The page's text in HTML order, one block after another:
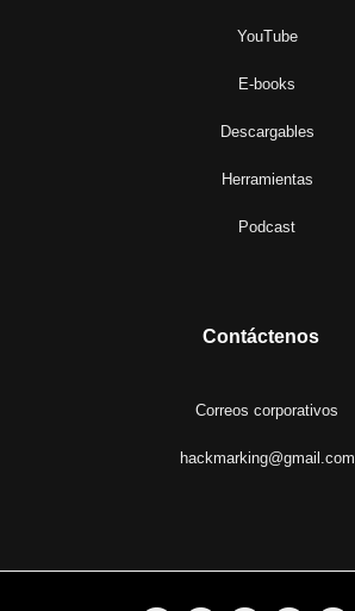
YouTube
E-books
Descargables
Herramientas
Podcast
Contáctenos
Correos corporativos
hackmarking@gmail.com